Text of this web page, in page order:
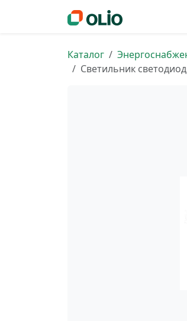
Каталог
Светильник